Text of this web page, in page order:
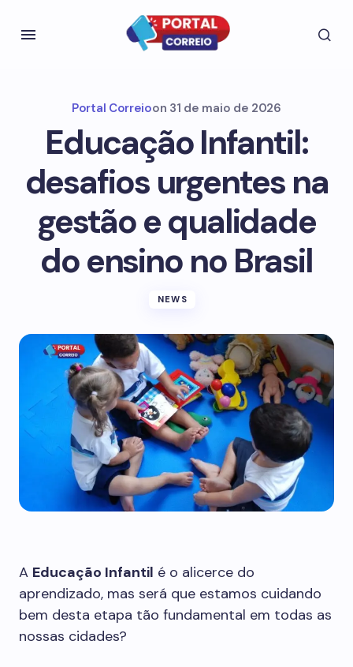
Portal Correioon 31 de maio de 2026
Educação Infantil:
desafios urgentes na
gestão e qualidade
do ensino no Brasil
NEWS
A Educação Infantil é o alicerce do
aprendizado, mas será que estamos cuidando
bem desta etapa tão fundamental em todas as
nossas cidades?